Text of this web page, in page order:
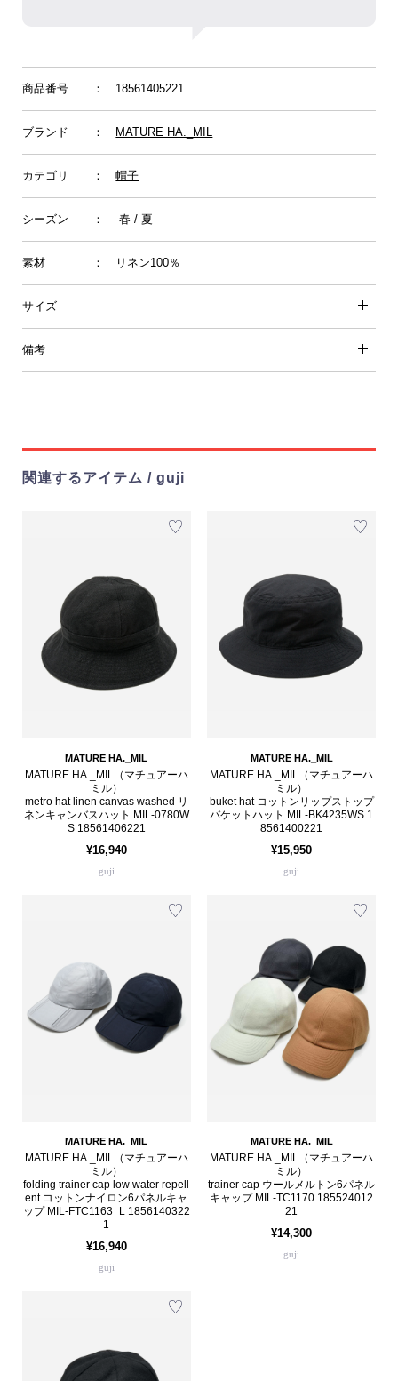
商品番号 ： 18561405221
ブランド ： MATURE HA._MIL
カテゴリ ：帽子
シーズン ： 春 / 夏
素材 ： リネン100％
サイズ
備考
関連するアイテム / guji
MATURE HA._MIL
MATURE HA._MIL（マチュアーハ
ミル）
metro hat linen canvas washed リ
ネンキャンバスハット MIL-0780W
S 18561406221
¥16,940
guji
MATURE HA._MIL
MATURE HA._MIL（マチュアーハ
ミル）
buket hat コットンリップストップ
バケットハット MIL-BK4235WS 1
8561400221
¥15,950
guji
MATURE HA._MIL
MATURE HA._MIL（マチュアーハ
ミル）
folding trainer cap low water repell
ent コットンナイロン6パネルキャ
ップ MIL-FTC1163_L 1856140322
1
¥16,940
guji
MATURE HA._MIL
MATURE HA._MIL（マチュアーハ
ミル）
trainer cap ウールメルトン6パネル
キャップ MIL-TC1170 185524012
21
¥14,300
guji